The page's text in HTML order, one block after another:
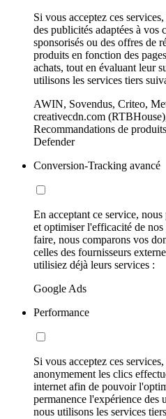
Si vous acceptez ces
des publicités adaptées à vos
sponsorisés ou des offres de
produits en fonction des
achats, tout en évaluant leur
utilisons les services tiers
AWIN, Sovendus, Criteo,
creativecdn.com
Recommandations de
Defender
Conversion-Tracking avancé
En acceptant ce service,
et optimiser l'efficacité de
faire, nous comparons vos
celles des fournisseurs
utilisiez déjà leurs services :
Google Ads
Performance
Si vous acceptez ces
anonymement les clics
internet afin de pouvoir
permanence l'expérience des
nous utilisons les services